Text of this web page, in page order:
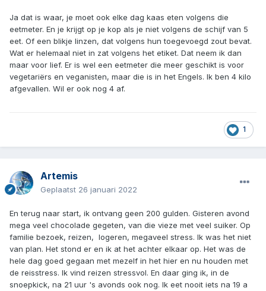
Ja dat is waar, je moet ook elke dag kaas eten volgens die
eetmeter. En je krijgt op je kop als je niet volgens de schijf van 5
eet. Of een blikje linzen, dat volgens hun toegevoegd zout bevat.
Wat er helemaal niet in zat volgens het etiket. Dat neem ik dan
maar voor lief. Er is wel een eetmeter die meer geschikt is voor
vegetariërs en veganisten, maar die is in het Engels. Ik ben 4 kilo
afgevallen. Wil er ook nog 4 af.
1
Artemis
Geplaatst 26 januari 2022
En terug naar start, ik ontvang geen 200 gulden. Gisteren avond
mega veel chocolade gegeten, van die vieze met veel suiker. Op
familie bezoek, reizen, logeren, megaveel stress. Ik was het niet
van plan. Het stond er en ik at het achter elkaar op. Het was de
hele dag goed gegaan met mezelf in het hier en nu houden met
de reisstress. Ik vind reizen stressvol. En daar ging ik, in de
snoepkick, na 21 uur 's avonds ook nog. Ik eet nooit iets na 19 a